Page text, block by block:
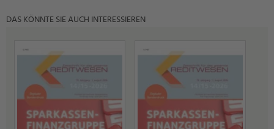
SeiteSeite› »
DAS KÖNNTE SIE AUCH INTERESSIEREN